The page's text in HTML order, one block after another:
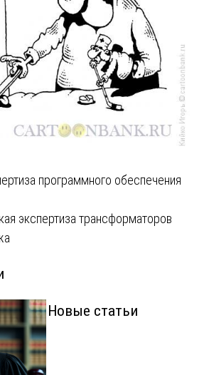
программного обеспечения
экспертиза трансформаторов
Новые статьи